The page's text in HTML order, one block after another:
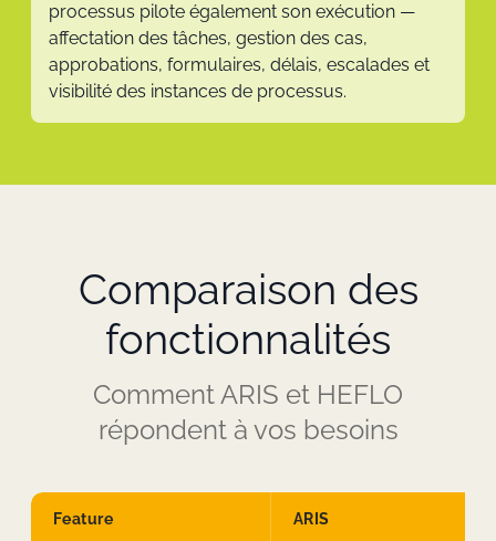
processus pilote également son exécution —
affectation des tâches, gestion des cas,
approbations, formulaires, délais, escalades et
visibilité des instances de processus.
Comparaison des
fonctionnalités
Comment ARIS et HEFLO
répondent à vos besoins
Feature ARIS